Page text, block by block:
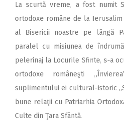
La scurtă vreme, a fost numit
ortodoxe române de la
al Bisericii noastre pe lângă
paralel cu misiunea de
pelerinaj la Locurile Sfinte, s-a
ortodoxe româneşti
suplimentului ei cultural-istoric
bune relaţii cu Patriarhia
Culte din Ţara Sfântă.